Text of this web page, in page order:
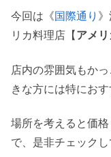
今回は《国際通り
リカ料理店【アメ
店内の雰囲気もか
きな方には特にお
場所を考えると価
で、是非チェック